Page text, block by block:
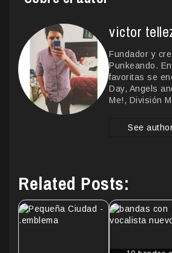
victor
Fundador y
Punkeando.
favoritas se
Day, Angels
Me!, División
See
Related Posts: